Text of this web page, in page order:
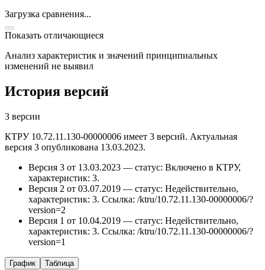
Загрузка сравнения...
Показать отличающиеся
Анализ характеристик и значений принципиальных
изменений не выявил
История версий
3 версии
КТРУ 10.72.11.130-00000006 имеет 3 версий. Актуальная
версия 3 опубликована 13.03.2023.
Версия 3 от 13.03.2023 — статус: Включено в КТРУ,
характеристик: 3.
Версия 2 от 03.07.2019 — статус: Недействительно,
характеристик: 3. Ссылка: /ktru/10.72.11.130-00000006/?
version=2
Версия 1 от 10.04.2019 — статус: Недействительно,
характеристик: 3. Ссылка: /ktru/10.72.11.130-00000006/?
version=1
График Таблица